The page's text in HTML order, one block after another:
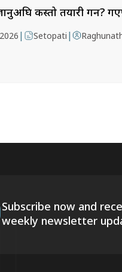
कस्तो तयारी गर्ने?
| Setopati |
Subscribe now and
weekly newsletter